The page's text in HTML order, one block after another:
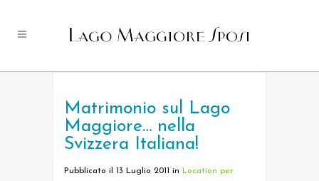
Matrimonio sul Lago
Maggiore… nella
Svizzera Italiana!
Pubblicato il 13 Luglio 2011 in Location per